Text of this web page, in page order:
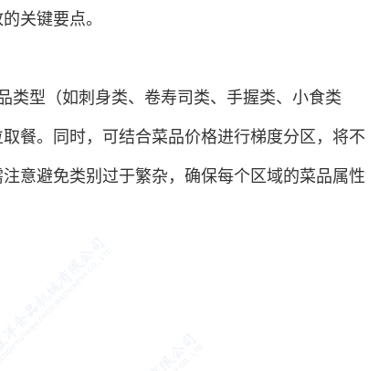
关键要点。
类型（如刺身类、卷寿司类、手握类、小食类
餐。同时，可结合菜品价格进行梯度分区，将不
意避免类别过于繁杂，确保每个区域的菜品属性